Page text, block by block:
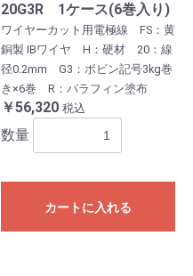
20G3R 1ケース(6巻入り)
ワイヤーカット用電極線 FS：黄
銅製 IBワイヤ H：硬材 20：線
径0.2mm G3：ボビン記号3kg巻
き×6巻 R：パラフィン塗布
￥56,320 税込
数量
カートに入れる